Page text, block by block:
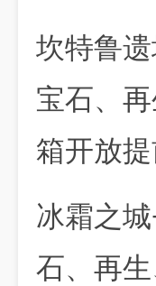
坎特鲁
宝石、
箱开放
冰霜之
石、再